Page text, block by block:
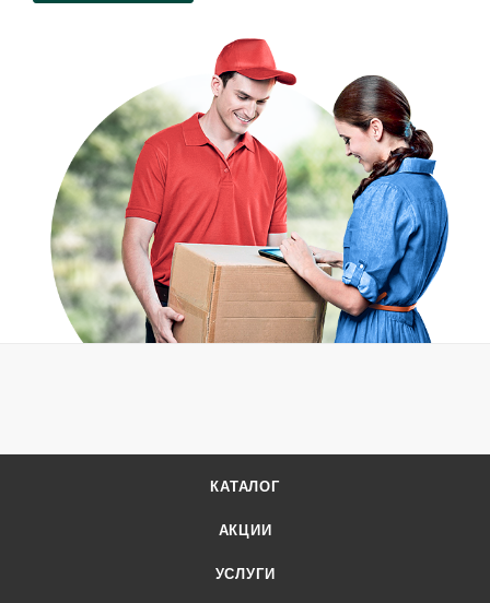
КАТАЛОГ
АКЦИИ
УСЛУГИ